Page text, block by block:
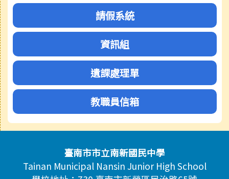
請假系統
資訊組
遺課處理單
教職員信箱
頁尾區域內容臺南市市立南新國民中學
Tainan Municipal Nansin Junior High School